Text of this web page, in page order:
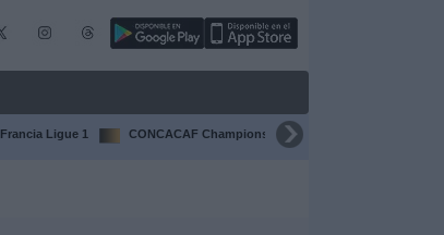
Francia Ligue 1 CONCACAF Champions Cup